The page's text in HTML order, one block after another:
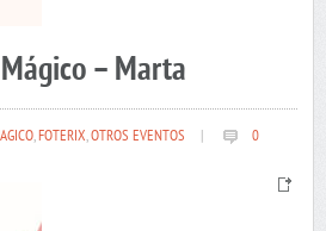
– Marta
,FOTERIX,OTROS EVENTOS 0